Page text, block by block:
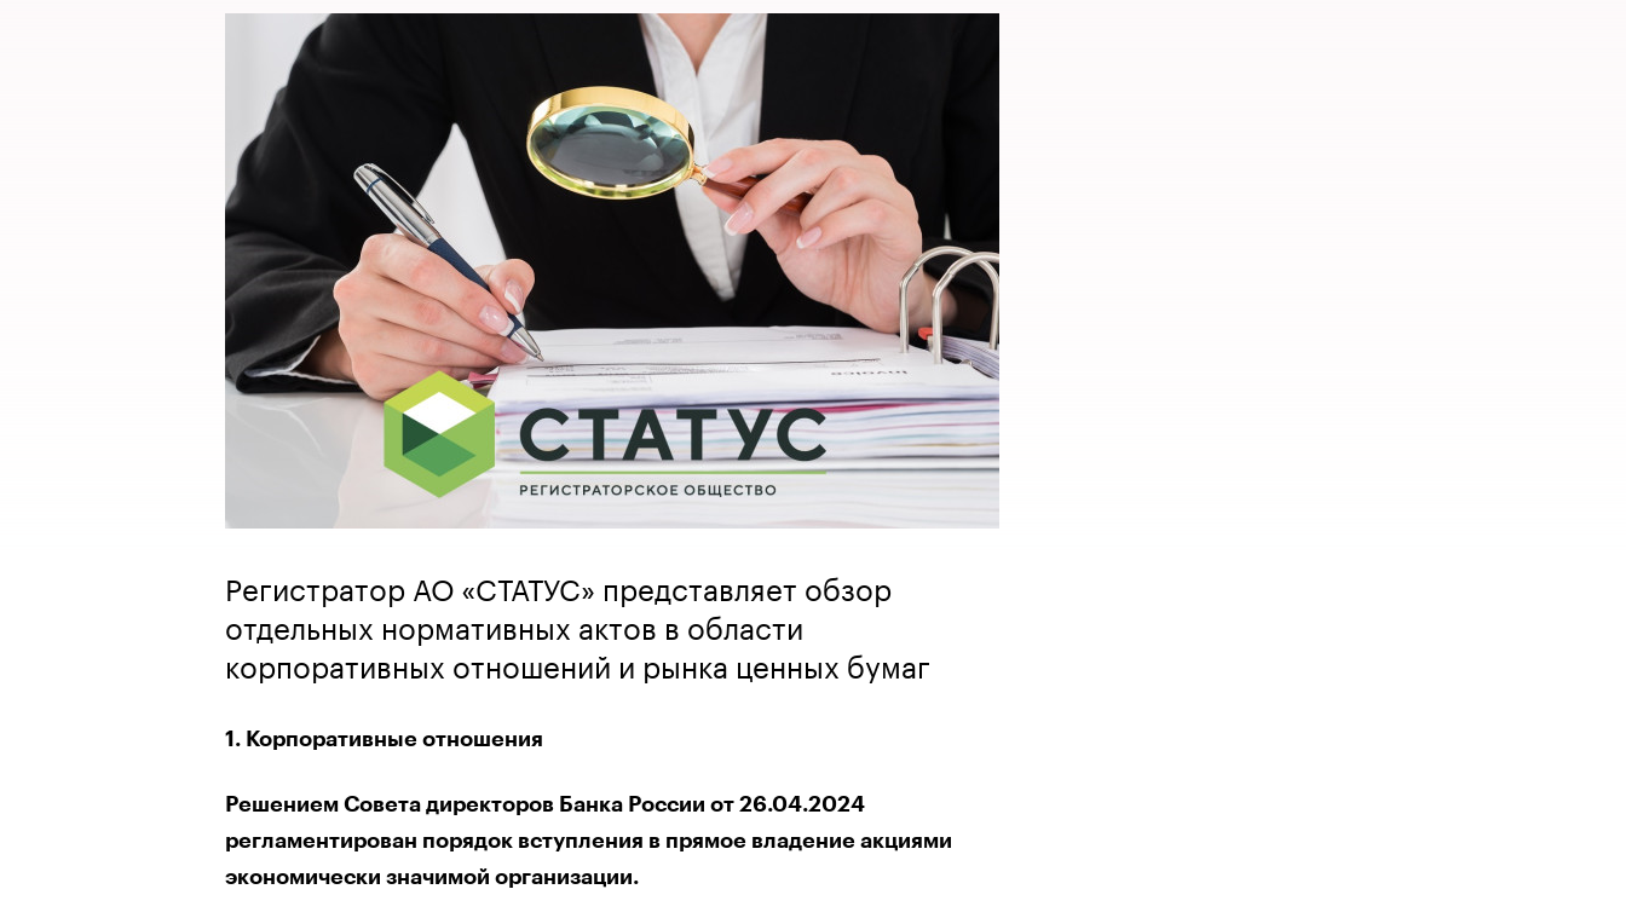
Регистратор АО «СТАТУС» представляет обзор
отдельных нормативных актов в области
корпоративных отношений и рынка ценных бумаг
1. Корпоративные отношения
Решением Совета директоров Банка России от 26.04.2024
регламентирован порядок вступления в прямое владение акциями
экономически значимой организации.